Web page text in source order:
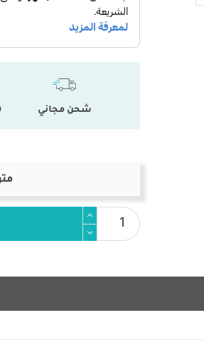
شحن مجاني